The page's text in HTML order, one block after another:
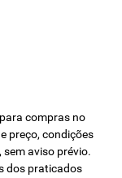
compras no
preço, condições
aviso prévio.
dos praticados